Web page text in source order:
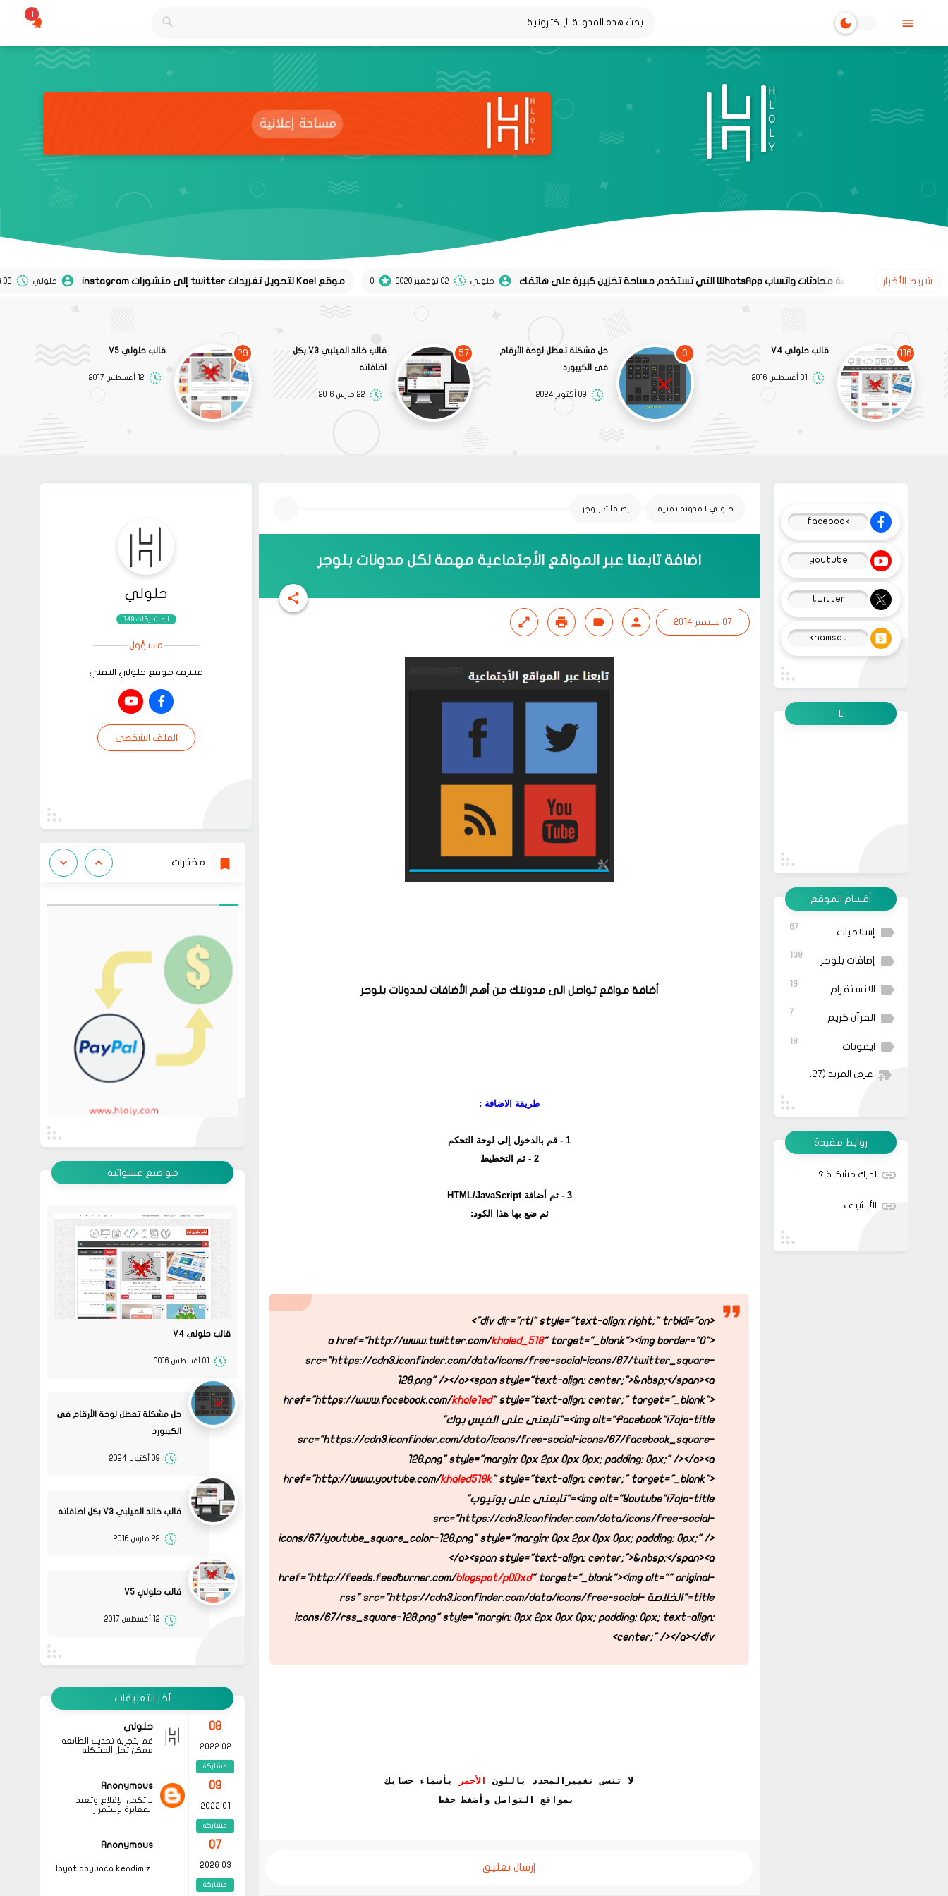
1
شريط الأخبار
طريقة معرفة محادثات واتساب WhatsApp التي تستخدم مساحة تخزين كبيرة على هاتفك حلولي 02 نوفمبر 2020 0 موقع Koel لتحويل تغريدات twitter إلى منشورات instagram حلولي 02 نوفمبر 2020
116 قالب حلولي V4
01 أغسطس 2016
0
حل مشكلة تعطل لوحة الأرقام
فى الكيبورد
09 أكتوبر 2024
57
قالب خالد الميلبي V3 بكل
اضافاته
22 مارس 2016
29 قالب حلولي V5
12 أغسطس 2017
حلولي | مدونة تقنية إضافات بلوجر
اضافة تابعنا عبر المواقع الأجتماعية مهمة لكل مدونات بلوجر
07 سبتمبر 2014
أضافة مواقع تواصل الى مدونتك من أهم الأضافات لمدونات بلوجر
طريقة الاضافة :
1 - قم بالدخول إلى لوحة التحكم
2 - ثم التخطيط
3 - ثم أضافة HTML/JavaScript
ثم ضع بها هذا الكود:
<div dir="rtl" style="text-align: right;" trbidi="on">
<a href="http://www.twitter.com/
khaled_518" target="_blank"><img border="0"
src="https://cdn3.iconfinder.com/data/icons/free-social-icons/67/twitter_square-
128.png" /></a><span style="text-align: center;">&nbsp;</span><a
href="https://www.facebook.com/khale1ed" style="text-align: center;" target="_blank">
<img alt="Facebook"i7aja-title="تابعنى على الفيس بوك"
src="https://cdn3.iconfinder.com/data/icons/free-social-icons/67/facebook_square-
128.png" style="margin: 0px 2px 0px 0px; padding: 0px;" /></a><a
href="http://www.youtube.com/khaled518k" style="text-align: center;" target="_blank">
<img alt="Youtube"i7aja-title="تابعنى على يوتيوب"
src="https://cdn3.iconfinder.com/data/icons/free-social-
icons/67/youtube_square_color-128.png" style="margin: 0px 2px 0px 0px; padding: 0px;" />
</a><span style="text-align: center;">&nbsp;</span><a
href="http://feeds.feedburner.com/blogspot/pDDxd" target="_blank"><img alt="" original-
title="الخلاصة rss" src="https://cdn3.iconfinder.com/data/icons/free-social-
icons/67/rss_square-128.png" style="margin: 0px 2px 0px 0px; padding: 0px; text-align:
center;" /></a></div>
لا تنسى تغييرالمحدد باللون الأحمر
بأسماء حسابك
بمواقع التواصل وأضغط حفظ
إرسال تعليق
facebook
youtube
twitter
khamsat
L
أقسام الموقع
إسلاميات 67
إضافات بلوجر 108
الانستقرام 13
القرآن كريم 7
ايقونات 18
عرض المزيد (27)
روابط مفيدة
لديك مشكلة ؟
الأرشيف
حلولي
المشاركات:149
مسؤول
مشرف موقع حلولي التقني
الملف الشخصي
مختارات
مواضيع عشوائية
قالب حلولي V4
01 أغسطس 2016
حل مشكلة تعطل لوحة الأرقام فى
الكيبورد
09 أكتوبر 2024
قالب خالد الميلبي V3 بكل اضافاته
22 مارس 2016
قالب حلولي V5
12 أغسطس 2017
آخر التعليقات
07
03 2026
مشاركة
Anonymous
Hayat boyunca kendimizi
11 2022
مشاركة
08
جرب الطريقتين ممكن تحل
أو عمل إعادة ضبط المصنع
02 2022
حلولي
قم بتجربة تحديث الطابعه
08
02 2022
مشاركة
حلولي
قم بتجربة تحديث الطابعه
ممكن تحل المشكله
09
01 2022
مشاركة
Anonymous
لا تكمل الإقلاع وتعيد
المعايرة بإستمرار